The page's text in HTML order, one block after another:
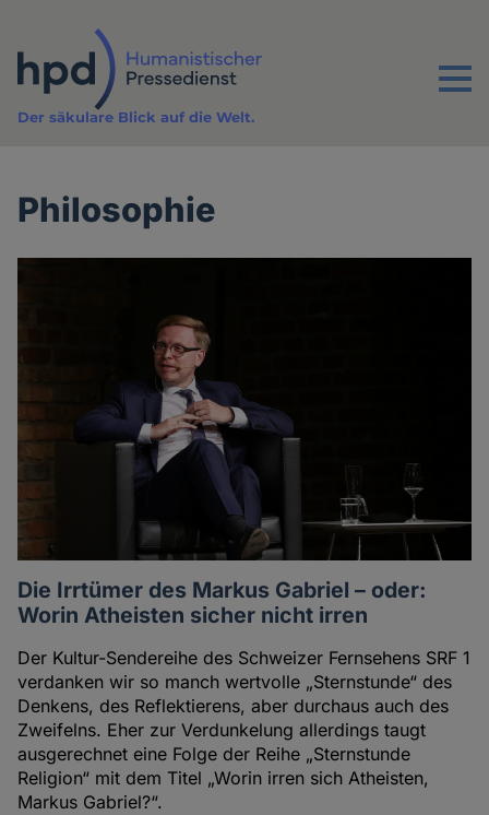
Inhalt
Menu
Der säkulare Blick auf die Welt.
Philosophie
Die Irrtümer des Markus Gabriel – oder:
Worin Atheisten sicher nicht irren
Der Kultur-Sendereihe des Schweizer Fernsehens SRF 1
verdanken wir so manch wertvolle „Sternstunde“ des
Denkens, des Reflektierens, aber durchaus auch des
Zweifelns. Eher zur Verdunkelung allerdings taugt
ausgerechnet eine Folge der Reihe „Sternstunde
Religion“ mit dem Titel „Worin irren sich Atheisten,
Markus Gabriel?“.